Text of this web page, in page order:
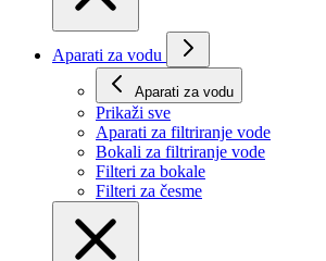
Aparati za vodu
Aparati za vodu
Prikaži svе
Aparati za filtriranje vode
Bokali za filtriranje vode
Filteri za bokale
Filteri za česme